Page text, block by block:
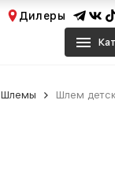
Дилеры
Шлемы Шлем